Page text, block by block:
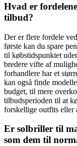
Hvad er
tilbud?
Der er flere fordele
første kan du spare
til købstidspunktet
bredere vifte af
forhandlere har et
kan også finde
budget, til mere
tilbudsperioden til at
forskellige outfits eller
Er solbriller til
som dem til